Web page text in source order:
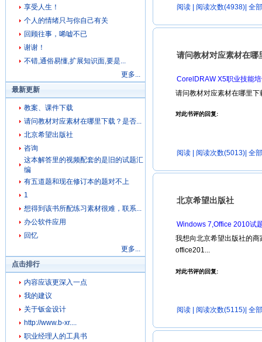
享受人生！
个人的情绪只与你自己有关
回顾往事，唏嘘不已
谢谢！
不错,通俗易懂,扩展知识面,要是...
更多...
最新更新
教案、课件下载
请问教材对应素材在哪里下载？是否...
北京希望出版社
咨询
这本解答里的视频配套的是旧的试题汇
编
有五道题和现在修订本的题对不上
1
想得到该书所配练习素材很难，联系...
办公软件应用
回忆
更多...
点击排行
内容应该更深入一点
我的建议
关于钣金设计
http://www.b-xr....
职业经理人的工具书
阅读 | 阅读次数(4938)| 全
请问教材对应素材在哪
CorelDRAW X5职业技能
请问教材对应素材在哪里
对此书评的回复:
阅读 | 阅读次数(5013)| 全
北京希望出版社
Windows 7,Office 2010试
我想向北京希望出版社的
office201...
对此书评的回复:
阅读 | 阅读次数(5115)| 全